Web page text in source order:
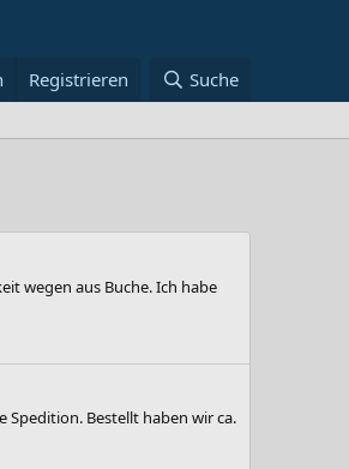
Registrieren Suche
wegen aus Buche. Ich habe
Spedition. Bestellt haben wir ca.